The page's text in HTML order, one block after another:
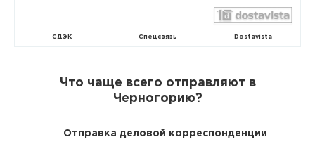
СДЭК Спецсвязь Dostavista
Что чаще всего отправляют в
Черногорию?
Отправка деловой корреспонденции